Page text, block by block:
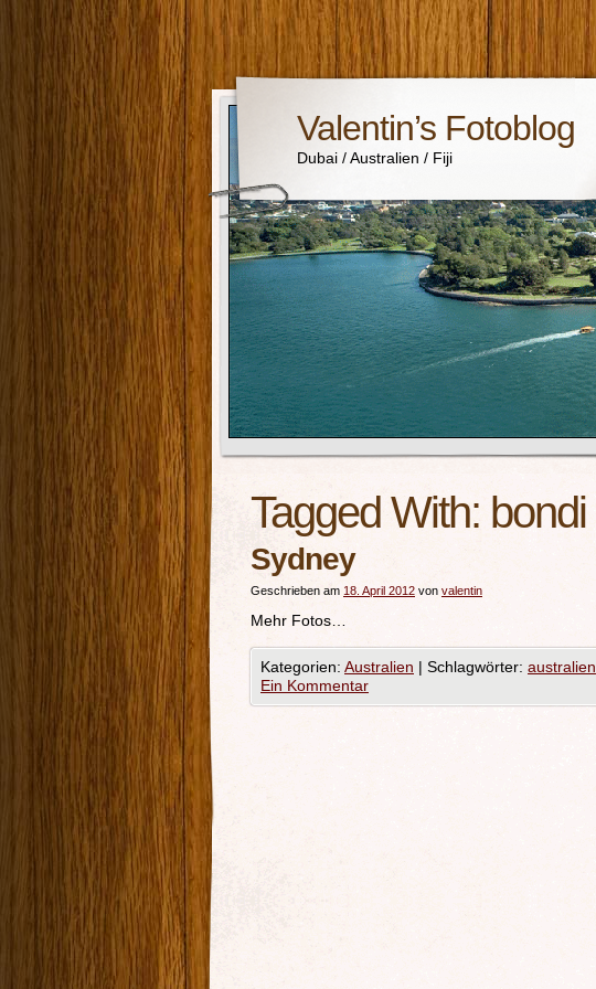
Valentin’s Fotoblog
Dubai / Australien / Fiji
Tagged With: bondi
Sydney
Geschrieben am 18. April 2012 von valentin
Mehr Fotos…
Kategorien: Australien | Schlagwörter: australien
Ein Kommentar